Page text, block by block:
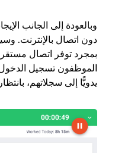
وبالعودة إلى الجانب
دون اتصال بالإنترنت.
بمجرد توفر اتصال
الموظفون تسجيل الدخول
يدويًّا إلى سجلاتهم،